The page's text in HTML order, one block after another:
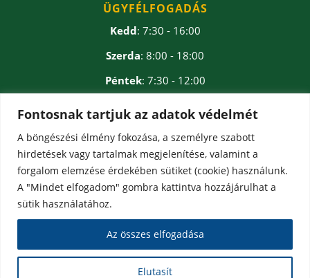
Fontosnak tartjuk az adatok védelmét
A böngészési élmény fokozása, a személyre szabott
hirdetések vagy tartalmak megjelenítése, valamint a
forgalom elemzése érdekében sütiket (cookie) használunk.
A "Mindet elfogadom" gombra kattintva hozzájárulhat a
sütik használatához.
Elutasít
Az összes elfogadása
ÜGYFÉLFOGADÁS
Kedd: 7:30 - 16:00
Szerda: 8:00 - 18:00
Péntek: 7:30 - 12:00